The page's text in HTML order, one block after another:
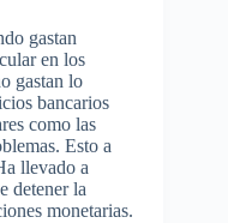
gastan
en los
gastan lo
bancarios
como las
Esto a
llevado a
detener la
monetarias.